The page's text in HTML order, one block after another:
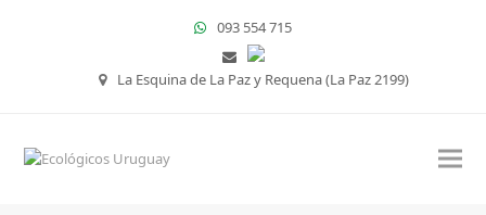
093 554 715
La Esquina de La Paz y Requena (La Paz 2199)